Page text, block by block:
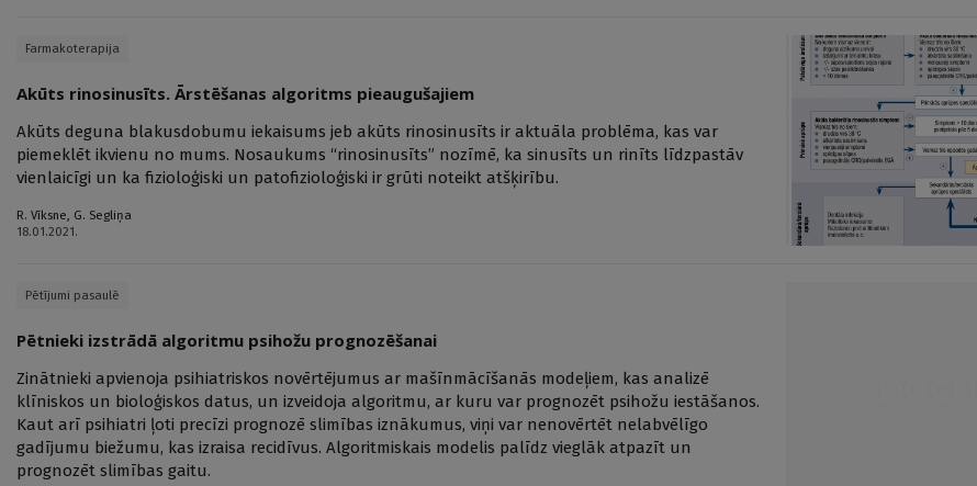
Farmakoterapija
Akūts rinosinusīts. Ārstēšanas algoritms pieaugušajiem
Akūts deguna blakusdobumu iekaisums jeb akūts rinosinusīts ir aktuāla problēma, kas var
piemeklēt ikvienu no mums. Nosaukums “rinosinusīts” nozīmē, ka sinusīts un rinīts līdzpastāv
vienlaicīgi un ka fizioloģiski un patofizioloģiski ir grūti noteikt atšķirību.
R. Vīksne, G. Segliņa
18.01.2021.
Pētījumi pasaulē
Pētnieki izstrādā algoritmu psihožu prognozēšanai
Zinātnieki apvienoja psihiatriskos novērtējumus ar mašīnmācīšanās modeļiem, kas analizē
klīniskos un bioloģiskos datus, un izveidoja algoritmu, ar kuru var prognozēt psihožu iestāšanos.
Kaut arī psihiatri ļoti precīzi prognozē slimības iznākumus, viņi var nenovērtēt nelabvēlīgo
gadījumu biežumu, kas izraisa recidīvus. Algoritmiskais modelis palīdz vieglāk atpazīt un
prognozēt slimības gaitu.